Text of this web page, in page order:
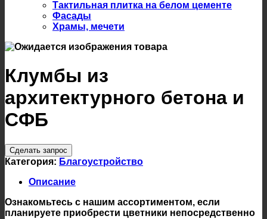
Тактильная плитка на белом цементе
Фасады
Храмы, мечети
Клумбы из
архитектурного бетона и
СФБ
Сделать запрос
Категория: Благоустройство
Описание
Ознакомьтесь с нашим ассортиментом, если
планируете приобрести цветники непосредственно